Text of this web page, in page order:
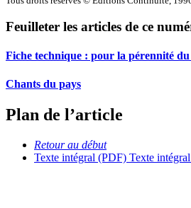
Feuilleter les articles de ce
Fiche technique : pour la pérennité
Chants du pays
Plan de l’article
Retour au début
Texte intégral (PDF) Texte